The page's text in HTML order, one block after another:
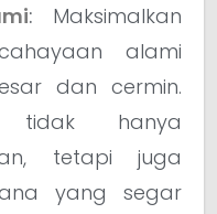
: Maksimalkan
alami
dan cermin.
tidak hanya
tetapi juga
yang segar